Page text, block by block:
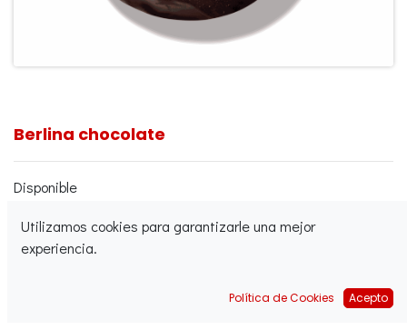
Berlina chocolate
Disponible
Crudo congelado
Acabado
Utilizamos cookies para garantizarle una mejor
experiencia.
Política de Cookies Acepto